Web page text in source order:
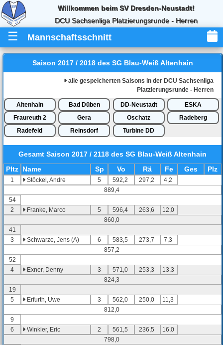
Willkommen beim SV Dresden-Neustadt!
DCU Sachsenliga Platzierungsrunde - Herren
☰ Mannschaftsschnitt
Saison 2017 / 2018 des SG Blau-Weiß Altenhain
alle gespeicherten Saisons in der DCU Sachsenliga
Platzierungsrunde - Herren
Altenhain Bad Düben DD-Neustadt
ESKA
Fraureuth 2
Gera Oschatz
Radeberg
Radefeld
Reinsdorf Turbine DD
Gesamt Saison 2017 / 2118 des SG Blau-Weiß Altenhain
Pltz Name Sp Vo Rä Fe Ges Plz
1 Stöckel, Andre 5 592,2 297,2
4,2
889,4
54
2
Franke, Marco 5 596,4 263,6
12,0
860,0
41
3
Schwarze, Jens (A) 6 583,5 273,7
7,3
857,2
52
4
Exner, Denny 3 571,0 253,3
13,3
824,3
19
5
Erfurth, Uwe 3 562,0 250,0
11,3
812,0
9
6
Winkler, Eric 2 561,5 236,5
16,0
798,0